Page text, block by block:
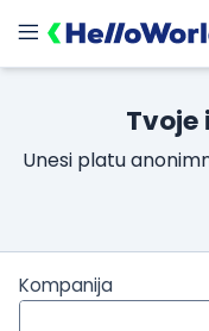
Tvoje
Unesi platu
Kompanija